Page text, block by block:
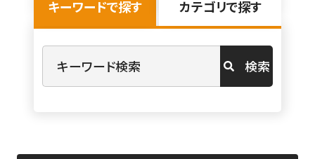
キーワードで探す カテゴリで探す
検索